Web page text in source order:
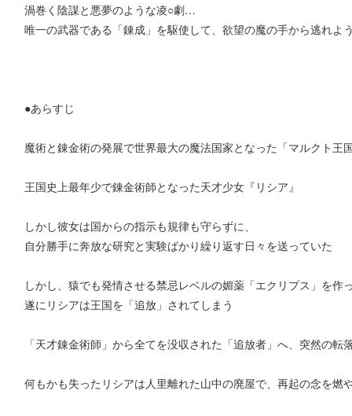
渦巻く陰謀と悪夢のような凌○劇…
唯一の武器である「錬成」を駆使して、欲望の魔の手から逃れよ
●あらすじ
魔術と錬金術の発展で世界最大の魔法国家となった「マルクト王
王国史上最年少で錬金術師となった天才少女『リシア』
しかし彼女は国からの指示も規律も守らずに、
自分勝手に奔放な研究と実験ばかり繰り返す日々を送っていた
しかし、猿でも発情させる禁忌レベルの媚薬「エクリプス」を作
遂にリシアは王国を「追放」されてしまう
「天才錬金術師」から全てを没収された「追放者」へ、突然の転
何もかも失ったリシアは人里離れた山中の廃屋で、再起の念を